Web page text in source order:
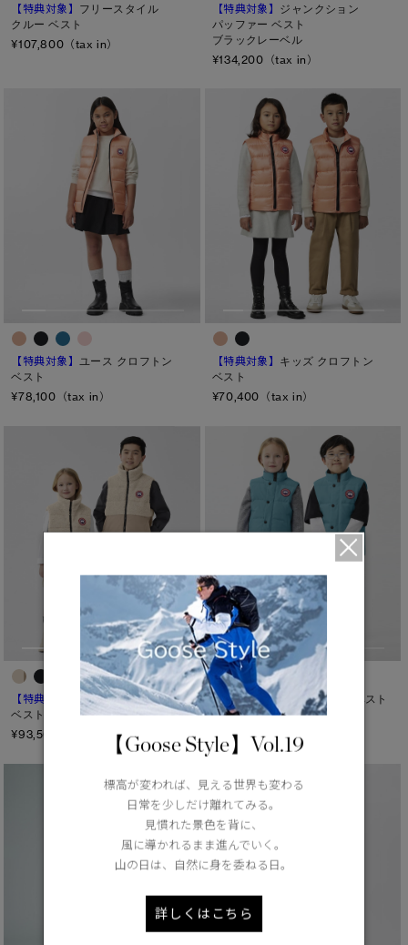
【特典対象】 フリースタイル
クルー ベスト
¥107,800（tax in）
【特典対象】 ジャンクション
パッファー ベスト
ブラックレーベル
¥134,200（tax in）
【特典対象】ユース クロフトン
ベスト
¥78,100（tax in）
【特典対象】 キッズ クロフトン
ベスト
¥70,400（tax in）
【特典対象】 ユース エローラ
ベスト
¥93,500（tax in）
【特典対象】
キッズ バニエ ベスト
¥70,400（tax in）
【Goose Style】Vol.19
標高が変われば、見える世界も変わる
日常を少しだけ離れてみる。
見慣れた景色を背に、
風に導かれるまま進んでいく。
山の日は、自然に身を委ねる日。
詳しくはこちら